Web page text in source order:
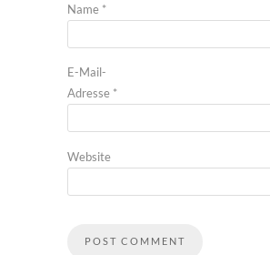
Name *
E-Mail-
Adresse *
Website